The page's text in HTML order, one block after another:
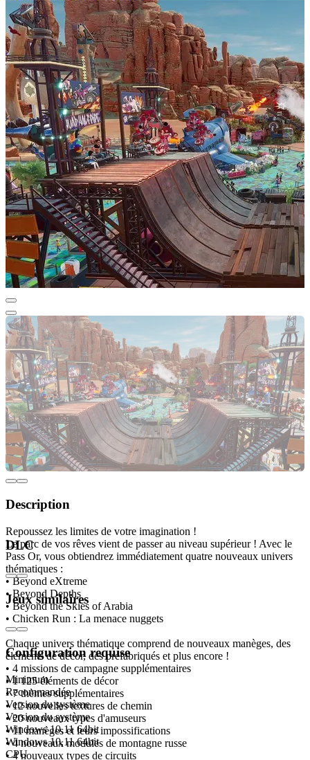
Description
Repoussez les limites de votre imagination !
Le parc de vos rêves vient de passer au niveau supérieur ! Avec le
Pass Or, vous obtiendrez immédiatement quatre nouveaux univers
thématiques :
• Beyond eXtreme
• Beyond Depths
• Beyond the Skies of Arabia
• Chicken Run : La menace nuggets
Chaque univers thématique comprend de nouveaux manèges, des
éléments de décor, des préfabriqués et plus encore !
• 4 missions de campagne supplémentaires
• 1 125 éléments de décor
• 7 thèmes supplémentaires
• 12 nouvelles textures de chemin
• 20 nouveaux types d'amuseurs
• 11 manèges et leurs impossifications
• 4 nouveaux modules de montagne russe
• 4 nouveaux types de circuits
DLC
Jeux similaires
Configuration requise
Minimum
Recommandée
Version du système
Version du système
Windows 10,11 64bit
Windows 10,11 64bit
CPU